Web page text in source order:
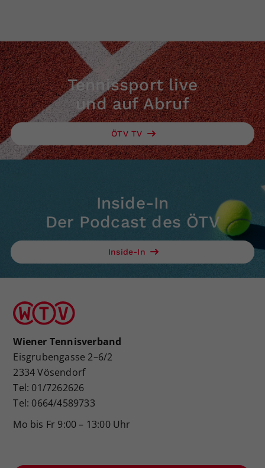
Tennissport live
und auf Abruf
ÖTV TV
Inside-In
Der Podcast des ÖTV
Inside-In
Wiener Tennisverband
Eisgrubengasse 2–6/2
2334 Vösendorf
Tel: 01/7262626
Tel: 0664/4589733
Mo bis Fr 9:00 – 13:00 Uhr